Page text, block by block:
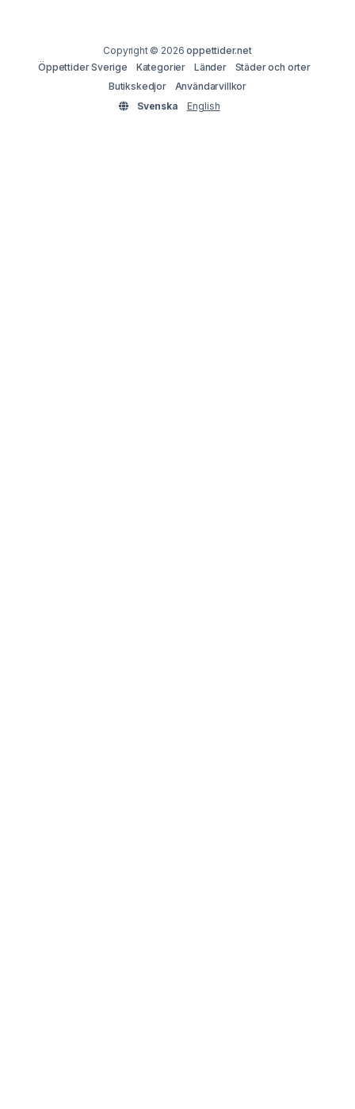
Copyright © 2026oppettider.net
Öppettider Sverige
Kategorier Länder
Städer och orter
Butikskedjor
Användarvillkor
Svenska
English